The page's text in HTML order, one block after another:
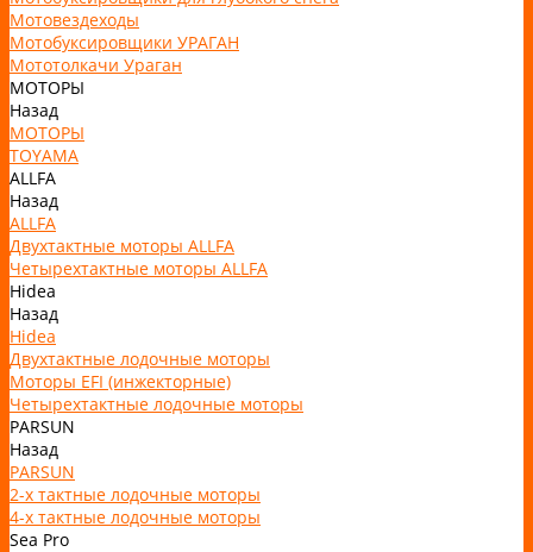
Мотовездеходы
Мотобуксировщики УРАГАН
Мототолкачи Ураган
МОТОРЫ
Назад
МОТОРЫ
TOYAMA
ALLFA
Назад
ALLFA
Двухтактные моторы ALLFA
Четырехтактные моторы ALLFA
Hidea
Назад
Hidea
Двухтактные лодочные моторы
Моторы EFI (инжекторные)
Четырехтактные лодочные моторы
PARSUN
Назад
PARSUN
2-х тактные лодочные моторы
4-х тактные лодочные моторы
Sea Pro